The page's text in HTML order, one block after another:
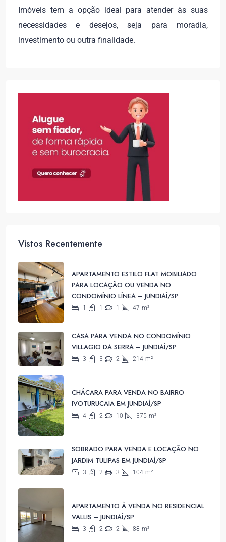
Imóveis tem a opção ideal para atender às suas
necessidades e desejos, seja para moradia,
investimento ou outra finalidade.
Vistos Recentemente
APARTAMENTO ESTILO FLAT MOBILIADO
PARA LOCAÇÃO OU VENDA NO
CONDOMÍNIO LÍNEA – JUNDIAÍ/SP
1 1 1 47 m²
CASA PARA VENDA NO CONDOMÍNIO
VILLAGIO DA SERRA – JUNDIAÍ/SP
3 3 2 214 m²
CHÁCARA PARA VENDA NO BAIRRO
IVOTURUCAIA EM JUNDIAÍ/SP
4 2 10 375 m²
SOBRADO PARA VENDA E LOCAÇÃO NO
JARDIM TULIPAS EM JUNDIAÍ/SP
3 2 3 104 m²
APARTAMENTO À VENDA NO RESIDENCIAL
VALLIS – JUNDIAÍ/SP
3 2 2 88 m²